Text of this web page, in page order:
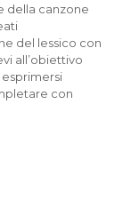
della canzone
del lessico con
all’obiettivo
con